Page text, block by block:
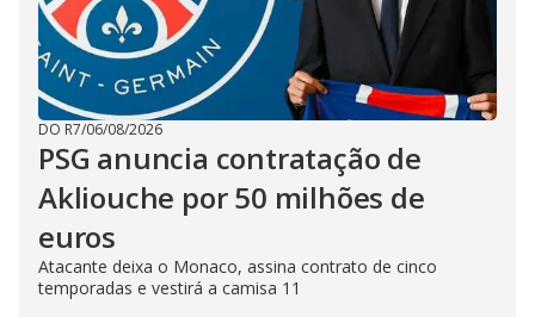
DO R7/06/08/2026
PSG anuncia contratação de
Akliouche por 50 milhões de
euros
Atacante deixa o Monaco, assina contrato de cinco
temporadas e vestirá a camisa 11